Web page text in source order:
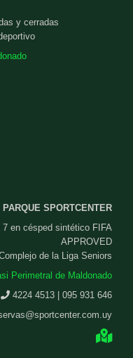
y cerradas
PARQUE SPORTCENTER
en césped sintético FIFA
APPROVED
de la Liga Seniors
Perimetral de Maldonado
4224 4513 | 095 931 646